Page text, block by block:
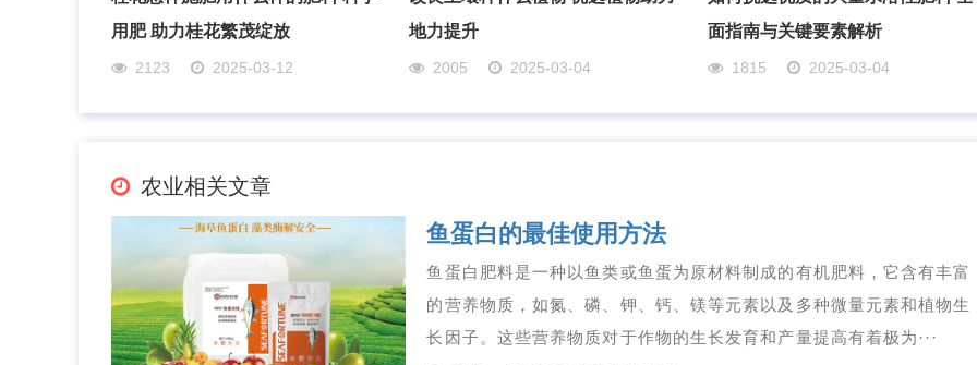
用肥 助力桂花繁茂绽放
2123 2025-03-12
地力提升
2005 2025-03-04
面指南与关键要素解析
1815 2025-03-04
农业相关文章
鱼蛋白的最佳使用方法
鱼蛋白肥料是一种以鱼类或鱼蛋为原材料制成的有机肥料，它含有丰富
的营养物质，如氮、磷、钾、钙、镁等元素以及多种微量元素和植物生
长因子。这些营养物质对于作物的生长发育和产量提高有着极为···